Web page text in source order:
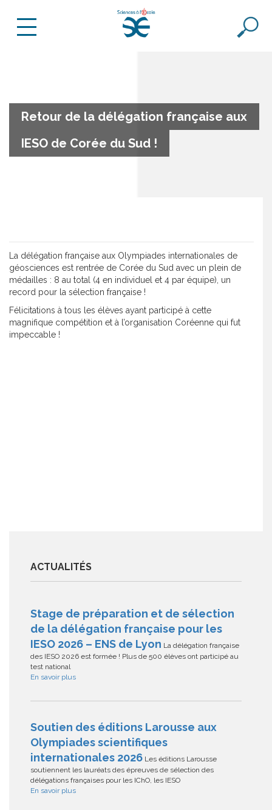
Retour de la délégation française aux
IESO de Corée du Sud !
La délégation française aux Olympiades internationales de
géosciences est rentrée de Corée du Sud avec un plein de
médailles : 8 au total (4 en individuel et 4 par équipe), un
record pour la sélection française !
Félicitations à tous les élèves ayant participé à cette
magnifique compétition et à l’organisation Coréenne qui fut
impeccable !
ACTUALITÉS
Stage de préparation et de sélection
de la délégation française pour les
IESO 2026 – ENS de Lyon La délégation française
des IESO 2026 est formée ! Plus de 500 élèves ont participé au
test national
En savoir plus
Soutien des éditions Larousse aux
Olympiades scientifiques
internationales 2026 Les éditions Larousse
soutiennent les lauréats des épreuves de sélection des
délégations françaises pour les IChO, les IESO
En savoir plus